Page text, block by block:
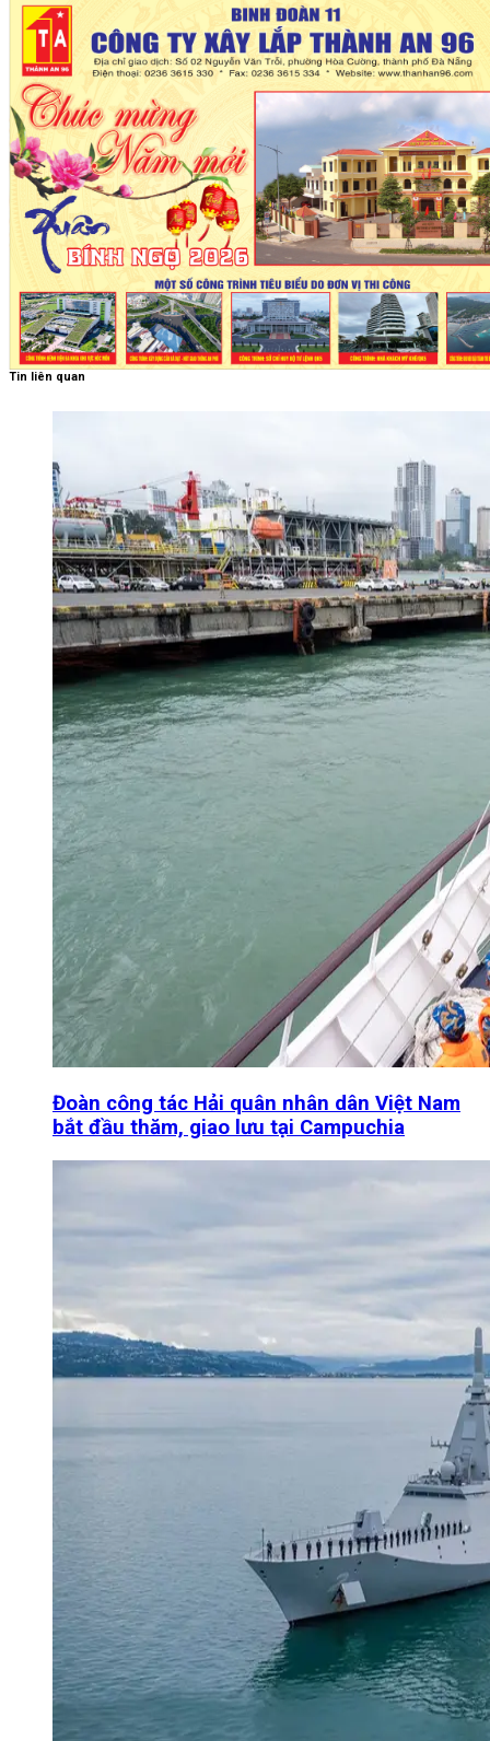
Tin liên quan
Đoàn công tác Hải quân nhân dân Việt Nam
bắt đầu thăm, giao lưu tại Campuchia